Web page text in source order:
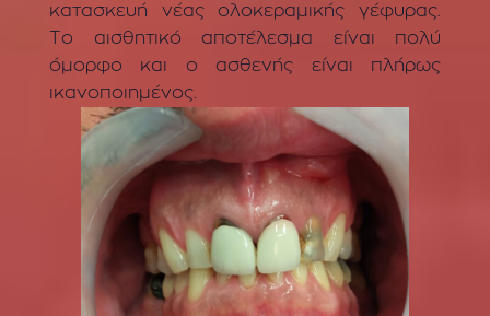
κατασκευή νέας ολοκεραμικής γέφυρας.
Το αισθητικό αποτέλεσμα είναι πολύ
όμορφο και ο ασθενής είναι πλήρως
ικανοποιημένος.